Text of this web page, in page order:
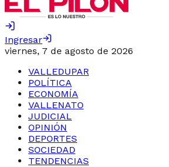
Ingresar
viernes, 7 de agosto de 2026
VALLEDUPAR
POLÍTICA
ECONOMÍA
VALLENATO
JUDICIAL
OPINIÓN
DEPORTES
SOCIEDAD
TENDENCIAS